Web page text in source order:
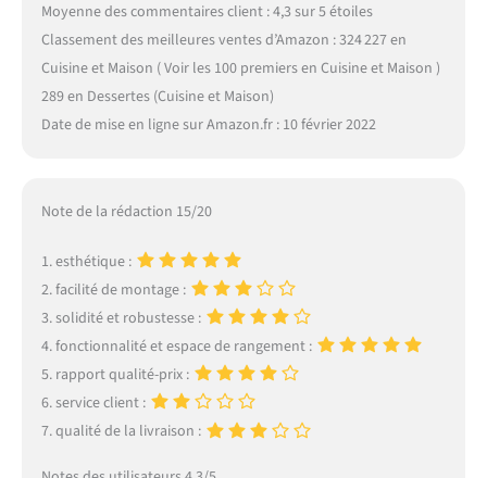
Moyenne des commentaires client : 4,3 sur 5 étoiles
Classement des meilleures ventes d’Amazon : 324 227 en
Cuisine et Maison ( Voir les 100 premiers en Cuisine et Maison )
289 en Dessertes (Cuisine et Maison)
Date de mise en ligne sur Amazon.fr : 10 février 2022
Note de la rédaction 15/20
1. esthétique :
2. facilité de montage :
3. solidité et robustesse :
4. fonctionnalité et espace de rangement :
5. rapport qualité-prix :
6. service client :
7. qualité de la livraison :